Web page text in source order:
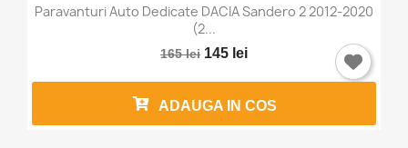
Paravanturi Auto Dedicate DACIA Sandero 2 2012-2020
(2...
165 lei 145 lei
ADAUGA IN COS